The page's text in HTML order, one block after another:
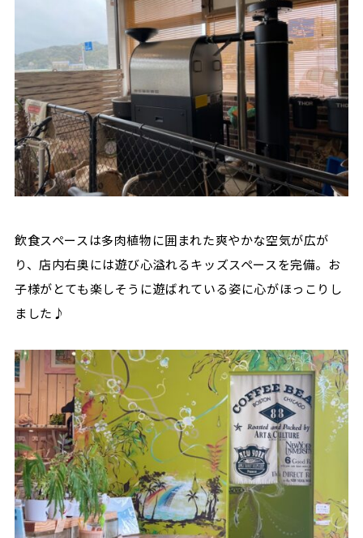
飲食スペースは多肉植物に囲まれた爽やかな空気が広が
り、店内右奥には遊び心溢れるキッズスペースを完備。お
子様がとても楽しそうに遊ばれている姿に心がほっこりし
ました♪